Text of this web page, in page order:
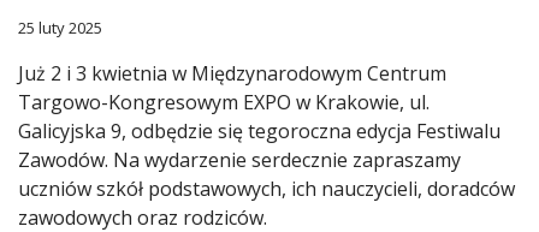
25 luty 2025
Już 2 i 3 kwietnia w Międzynarodowym Centrum
Targowo-Kongresowym EXPO w Krakowie, ul.
Galicyjska 9, odbędzie się tegoroczna edycja Festiwalu
Zawodów. Na wydarzenie serdecznie zapraszamy
uczniów szkół podstawowych, ich nauczycieli, doradców
zawodowych oraz rodziców.